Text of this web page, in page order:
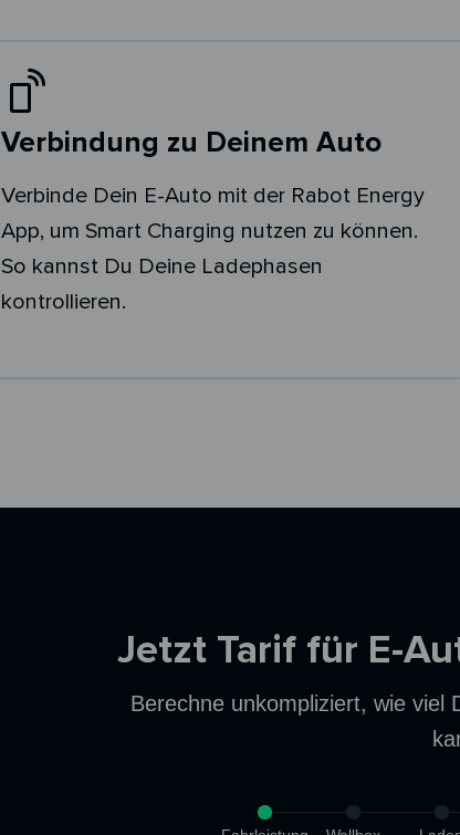
Verbindung zu Deinem Auto
Verbinde Dein E-Auto mit der Rabot Energy
App, um Smart Charging nutzen zu können.
So kannst Du Deine Ladephasen
kontrollieren.
Jetzt Tarif für E-
Berechne unkompliziert, wie viel